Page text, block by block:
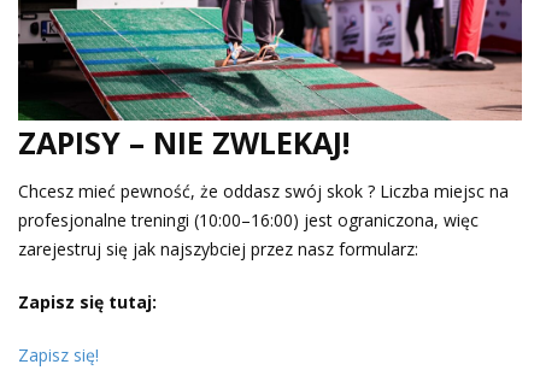
ZAPISY – NIE ZWLEKAJ!
Chcesz mieć pewność, że oddasz swój skok ? Liczba miejsc na
profesjonalne treningi (10:00–16:00) jest ograniczona, więc
zarejestruj się jak najszybciej przez nasz formularz:
Zapisz się tutaj:
Zapisz się!